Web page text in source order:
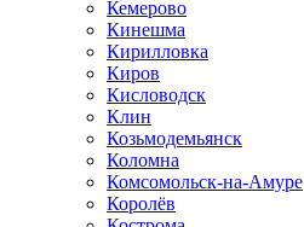
Кемерово
Кинешма
Кирилловка
Киров
Кисловодск
Клин
Козьмодемьянск
Коломна
Комсомольск-на-Амуре
Королёв